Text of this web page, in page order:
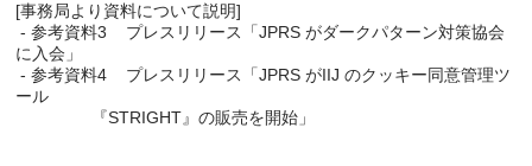
[事務局より資料について説明]
- 参考資料3    プレスリリース「JPRS がダークパターン対策協会
に入会」
- 参考資料4    プレスリリース「JPRS がIIJ のクッキー同意管理ツ
ール